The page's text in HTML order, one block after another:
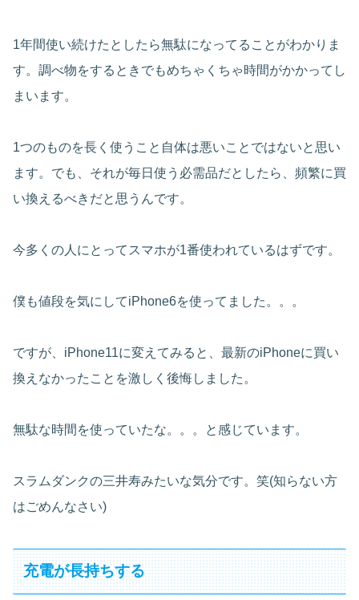
1年間使い続けたとしたら無駄になってることがわかりま
す。調べ物をするときでもめちゃくちゃ時間がかかってし
まいます。
1つのものを長く使うこと自体は悪いことではないと思い
ます。でも、それが毎日使う必需品だとしたら、頻繁に買
い換えるべきだと思うんです。
今多くの人にとってスマホが1番使われているはずです。
僕も値段を気にしてiPhone6を使ってました。。。
ですが、iPhone11に変えてみると、最新のiPhoneに買い
換えなかったことを激しく後悔しました。
無駄な時間を使っていたな。。。と感じています。
スラムダンクの三井寿みたいな気分です。笑(知らない方
はごめんなさい)
充電が長持ちする